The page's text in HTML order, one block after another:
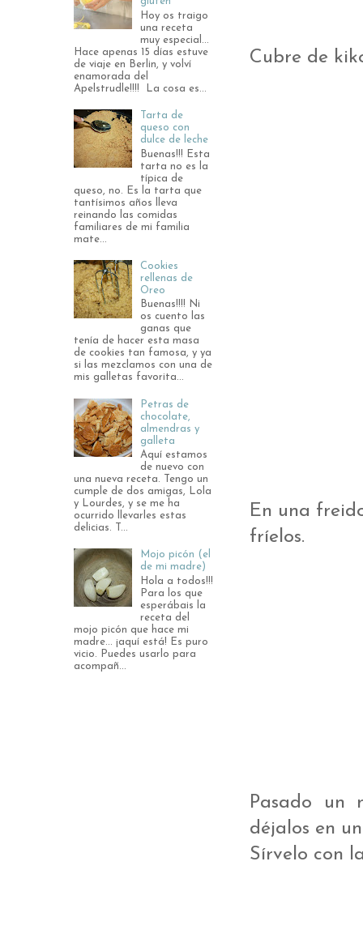
Cubre de
En una
fríelos.
Pasado un
déjalos en
Sírvelo con
Hoy os traigo
una receta
muy especial...
Hace apenas 15 días estuve
de viaje en Berlin, y volví
enamorada del
Apelstrudle!!!! La cosa es...
Tarta de
queso con
dulce de leche
Buenas!!! Esta
tarta no es la
típica de
queso, no. Es la tarta que
tantísimos años lleva
reinando las comidas
familiares de mi familia
mate...
Cookies
rellenas de
Oreo
Buenas!!!! Ni
os cuento las
ganas que
tenía de hacer esta masa
de cookies tan famosa, y ya
si las mezclamos con una de
mis galletas favorita...
Petras de
chocolate,
almendras y
galleta
Aquí estamos
de nuevo con
una nueva receta. Tengo un
cumple de dos amigas, Lola
y Lourdes, y se me ha
ocurrido llevarles estas
delicias. T...
Mojo picón (el
de mi madre)
Hola a todos!!!
Para los que
esperábais la
receta del
mojo picón que hace mi
madre... ¡aquí está! Es puro
vicio. Puedes usarlo para
acompañ...